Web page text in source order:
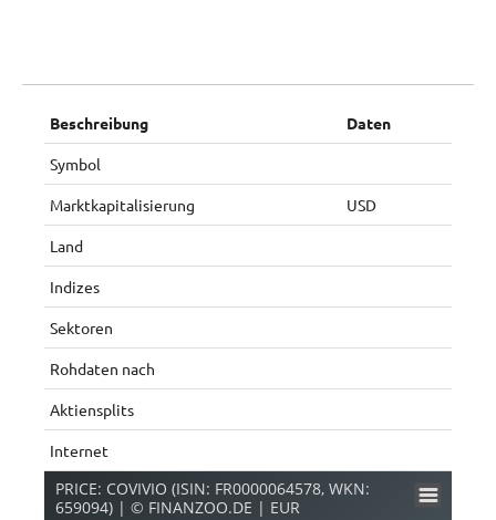
Beschreibung Daten
Symbol
Marktkapitalisierung USD
Land
Indizes
Sektoren
Rohdaten nach
Aktiensplits
Internet
PRICE: COVIVIO (ISIN: FR0000064578, WKN:
659094) | © FINANZOO.DE | EUR